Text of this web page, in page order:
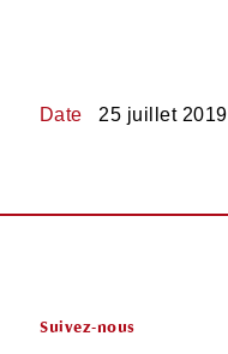
Date 25 juillet 2019
Suivez-nous